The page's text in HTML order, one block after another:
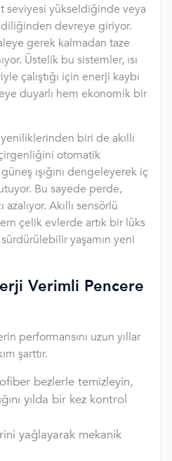
seviyesi yükseldiğinde veya
devreye giriyor.
gerek kalmadan taze
Üstelik bu sistemler, ısı
çalıştığı için enerji kaybı
duyarlı hem ekonomik bir
biri de akıllı
otomatik
ışığını dengeleyerek iç
Bu sayede perde,
Akıllı sensörlü
çelik evlerde artık bir lüks
yaşamın yeni
Verimli Pencere
performansını uzun yıllar
şarttır.
bezlerle temizleyin,
yılda bir kez kontrol
yağlayarak mekanik